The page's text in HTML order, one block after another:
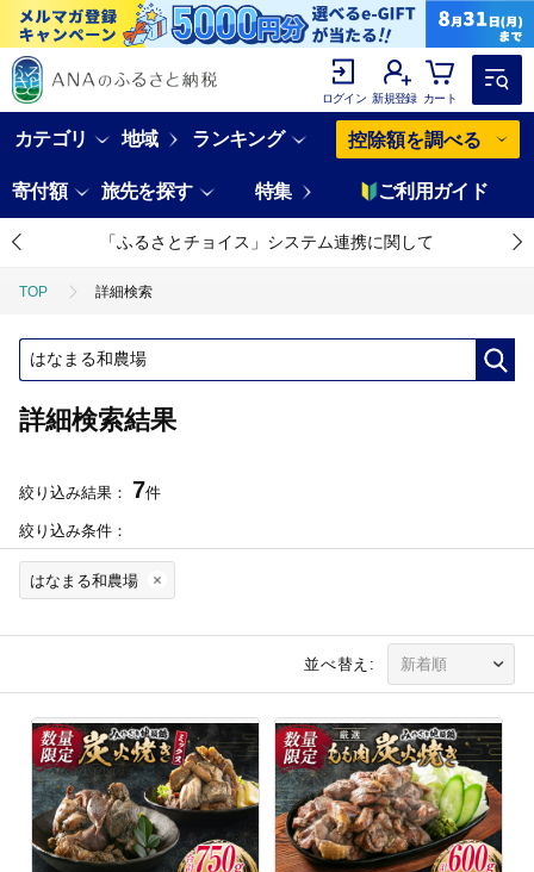
ログイン 新規登録 カート
カテゴリ 地域 ランキング 控除額を調べる
寄付額 旅先を探す 特集 ご利用ガイド
「ふるさとチョイス」システム連携に関して
TOP 詳細検索
詳細検索結果
絞り込み結果： 7件
絞り込み条件：
はなまる和農場
並べ替え: